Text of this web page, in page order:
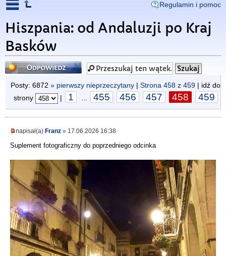
Regulamin i pomoc
Hiszpania: od Andaluzji po Kraj
Basków
Odpowiedz
Posty: 6872 » pierwszy nieprzeczytany | Strona 458 z 459 | idź do
strony
| 1 455 456 457 458 459
napisał(a) Franz » 17.06.2026 16:38
Suplement fotograficzny do poprzedniego odcinka